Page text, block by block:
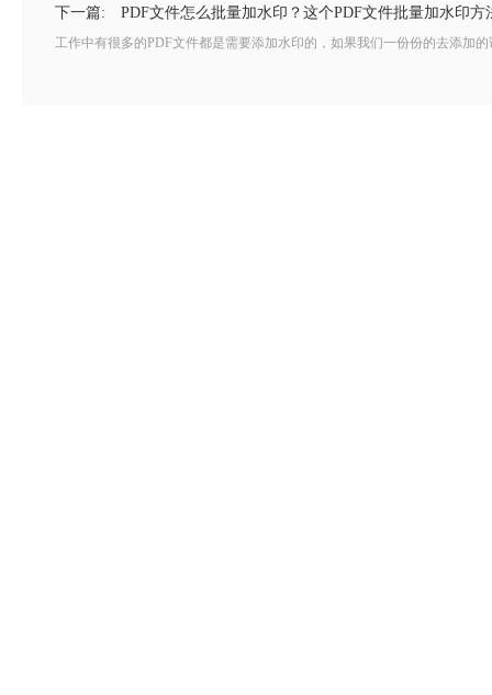
下一篇: PDF文件怎么批量加水印？这个PDF文件批量加水印方
工作中有很多的PDF文件都是需要添加水印的，如果我们一份份的去添加